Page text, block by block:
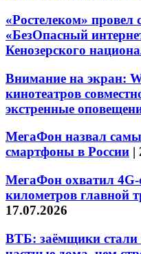
«Ростелеком» провел
«БезОпасный
Кенозерского
Внимание на экран:
кинотеатров
экстренные
МегаФон назвал
смартфоны в России |
МегаФон охватил 4G-
километров главной
17.07.2026
ВТБ: заёмщики стали